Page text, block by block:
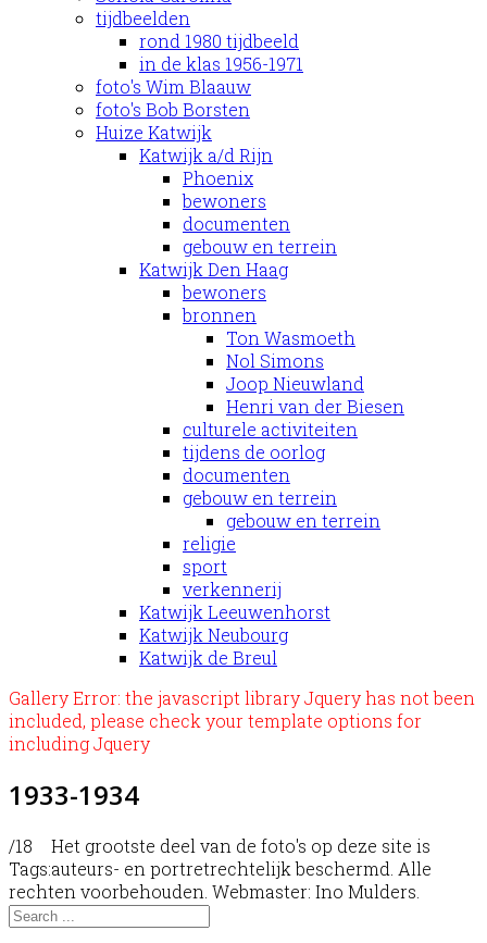
tijdbeelden
rond 1980 tijdbeeld
in de klas 1956-1971
foto's Wim Blaauw
foto's Bob Borsten
Huize Katwijk
Katwijk a/d Rijn
Phoenix
bewoners
documenten
gebouw en terrein
Katwijk Den Haag
bewoners
bronnen
Ton Wasmoeth
Nol Simons
Joop Nieuwland
Henri van der Biesen
culturele activiteiten
tijdens de oorlog
documenten
gebouw en terrein
gebouw en terrein
religie
sport
verkennerij
Katwijk Leeuwenhorst
Katwijk Neubourg
Katwijk de Breul
Gallery Error: the javascript library Jquery has not been
included, please check your template options for
including Jquery
1933-1934
/18
Tags:
Het grootste deel van de foto's op deze site is
auteurs- en portretrechtelijk beschermd. Alle
rechten voorbehouden. Webmaster: Ino Mulders.